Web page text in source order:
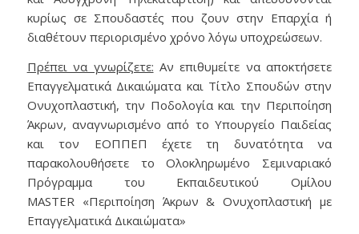
κυρίως σε Σπουδαστές που ζουν στην Επαρχία ή
διαθέτουν περιορισμένο χρόνο λόγω υποχρεώσεων.
Πρέπει να γνωρίζετε: Αν επιθυμείτε να αποκτήσετε
Επαγγελματικά Δικαιώματα και Τίτλο Σπουδών στην
Ονυχοπλαστική, την Ποδολογία και την Περιποίηση
Άκρων, αναγνωρισμένο από το Υπουργείο Παιδείας
και τον ΕΟΠΠΕΠ έχετε τη δυνατότητα να
παρακολουθήσετε το Ολοκληρωμένο Σεμιναριακό
Πρόγραμμα του Εκπαιδευτικού Ομίλου
MASTER «Περιποίηση Άκρων & Ονυχοπλαστική με
Επαγγελματικά Δικαιώματα»